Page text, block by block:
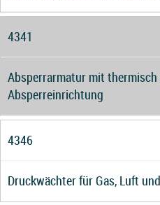
4341
Absperrarmatur mit thermisch
Absperreinrichtung
4346
Druckwächter für Gas, Luft